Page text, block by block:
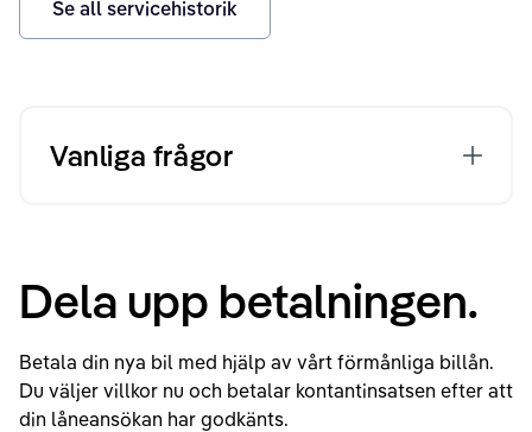
Se all servicehistorik
Vanliga frågor
Dela upp betalningen.
Betala din nya bil med hjälp av vårt förmånliga billån.
Du väljer villkor nu och betalar kontantinsatsen efter att
din låneansökan har godkänts.